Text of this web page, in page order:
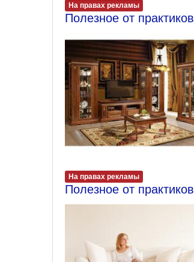
На правах рекламы
Полезное от практиков
На правах рекламы
Полезное от практиков